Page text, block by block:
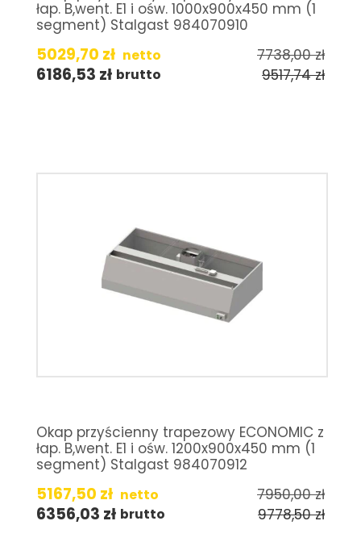
łap. B,went. E1 i ośw. 1000x900x450 mm (1
segment) Stalgast 984070910
5029,70 zł netto 7738,00zł
6186,53 zł brutto 9517,74zł
Okap przyścienny trapezowy ECONOMIC z
łap. B,went. E1 i ośw. 1200x900x450 mm (1
segment) Stalgast 984070912
5167,50 zł netto 7950,00zł
6356,03 zł brutto 9778,50zł